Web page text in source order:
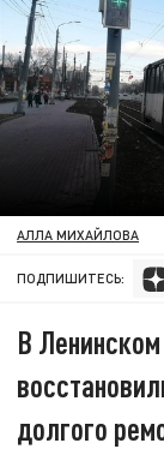
АЛЛА МИХАЙЛОВА
ПОДПИШИТЕСЬ:
В
долгого